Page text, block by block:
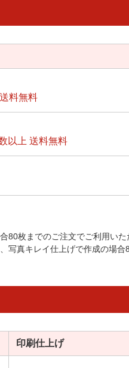
料無料
以上 送料無料
枚までのご注文でご利用いた
写真キレイ仕上げで作成の場合
印刷仕上げ